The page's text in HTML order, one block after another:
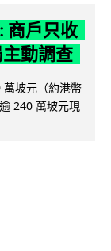
商戶只收
動調查
坡元（約港幣
240 萬坡元現